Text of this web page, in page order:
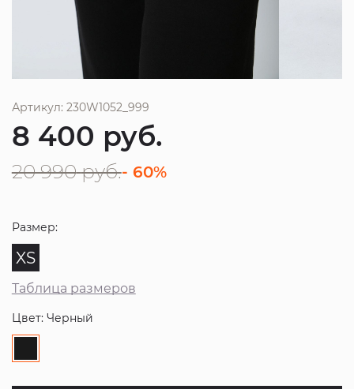
Артикул: 230W1052_999
8 400 руб.
20 990 руб.- 60%
Размер:
XS
Таблица размеров
Цвет: Черный